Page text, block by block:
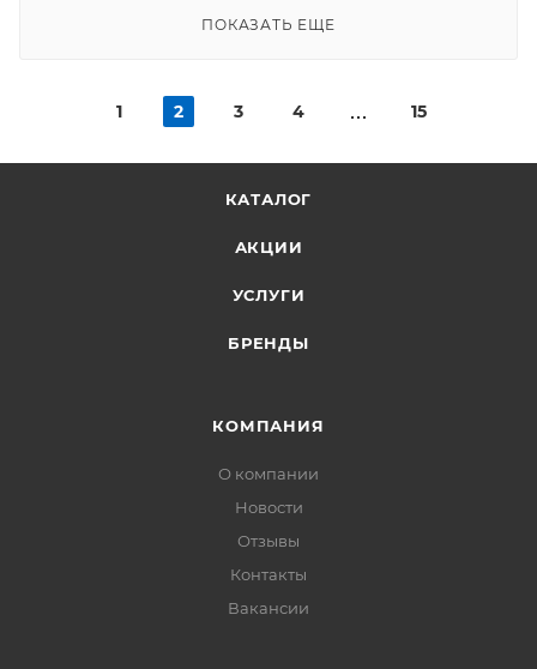
ПОКАЗАТЬ ЕЩЕ
1 2 3 4 15
КАТАЛОГ
АКЦИИ
УСЛУГИ
БРЕНДЫ
КОМПАНИЯ
О компании
Новости
Отзывы
Контакты
Вакансии